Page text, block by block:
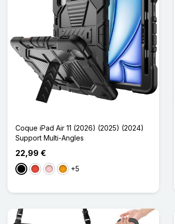
Coque iPad Air 11 (2026) (2025) (2024)
Support Multi-Angles
22,99 €
NoirRougeRoseOrange
+5